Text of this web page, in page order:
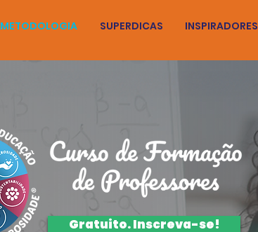
METODOLOGIA SUPERDICAS INSPIRADORES
Gratuito. Inscreva-se!